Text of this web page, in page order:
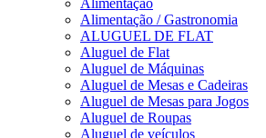
Alimentação
Alimentação / Gastronomia
ALUGUEL DE FLAT
Aluguel de Flat
Aluguel de Máquinas
Aluguel de Mesas e Cadeiras
Aluguel de Mesas para Jogos
Aluguel de Roupas
Aluguel de veículos